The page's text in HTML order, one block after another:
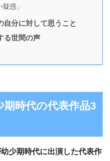
惑」
自分に対して思うこと
る世間の声
時代の代表作品3
少期時代に出演した代表作